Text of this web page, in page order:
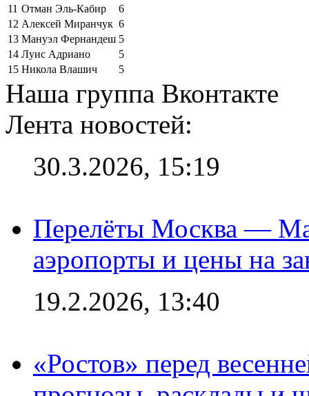
11 Отман Эль-Кабир
6
12 Алексей Миранчук 6
13 Мануэл Фернандеш 5
14 Луис Адриано
5
15 Никола Влашич 5
Наша группа Вконтакте
Лента новостей:
30.3.2026, 15:19
Перелёты Москва —
аэропорты и цены на
19.2.2026, 13:40
«Ростов» перед